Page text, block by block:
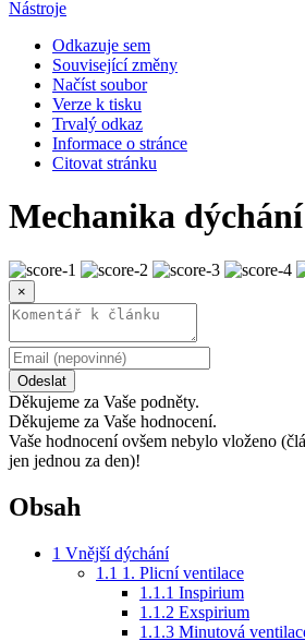
Nástroje
Odkazuje sem
Související změny
Načíst soubor
Verze k tisku
Trvalý odkaz
Informace o stránce
Citovat stránku
Mechanika dýchání
×
Odeslat
Děkujeme za Vaše podněty.
Děkujeme za Vaše hodnocení.
Vaše hodnocení ovšem nebylo vloženo
jen jednou za den)!
Obsah
1 Vnější dýchání
1.1 1. Plicní ventilace
1.1.1 Inspirium
1.1.2 Exspirium
1.1.3 Minutová